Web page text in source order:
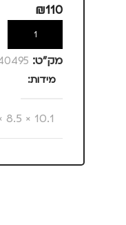
₪110
הוספה לסל
מק”ט:
מידות
10.1 × 8.5 × 1.2 סנטימטרים